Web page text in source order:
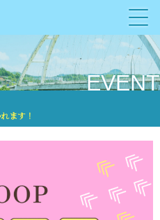
EVENT
ます！